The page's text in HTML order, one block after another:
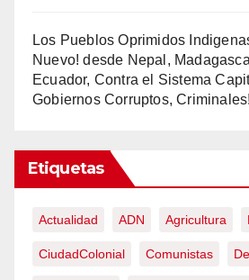
Los Pueblos Oprimidos
Nuevo! desde Nepal,
Ecuador, Contra el Sistema
Gobiernos Corruptos, Criminales!
Etiquetas
Actualidad ADN Agricultura
CiudadColonial Comunistas